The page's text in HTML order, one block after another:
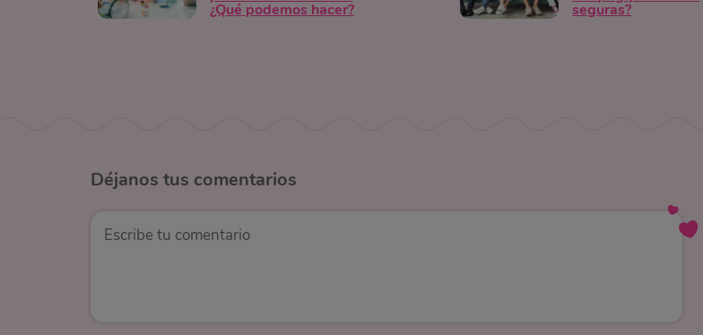
¿Qué podemos hacer? seguras?
Déjanos tus comentarios